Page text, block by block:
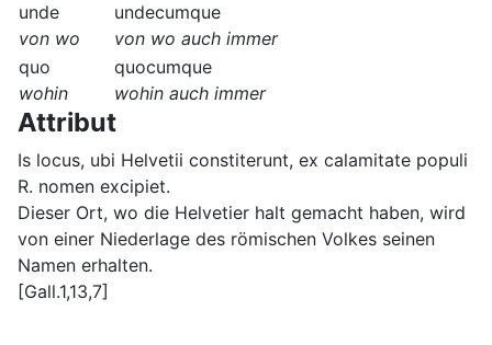
unde
von wo
undecumque
von wo auch immer
quo
wohin
quocumque
wohin auch immer
Attribut
Is locus, ubi Helvetii constiterunt, ex calamitate populi
R. nomen excipiet.
Dieser Ort, wo die Helvetier halt gemacht haben, wird
von einer Niederlage des römischen Volkes seinen
Namen erhalten.
[Gall.1,13,7]